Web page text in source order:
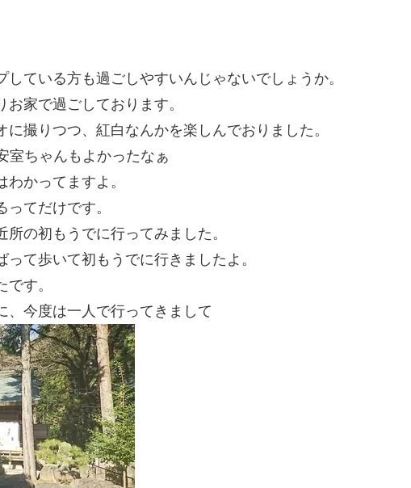
ている方も過ごしやすいんじゃないでしょうか。
家で過ごしております。
撮りつつ、紅白なんかを楽しんでおりました。
室ちゃんもよかったなぁ
かってますよ。
てだけです。
の初もうでに行ってみました。
て歩いて初もうでに行きましたよ。
す。
、今度は一人で行ってきまして